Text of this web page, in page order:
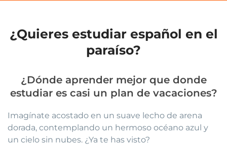
¿Quieres estudiar español en el
paraíso?
¿Dónde aprender mejor que donde
estudiar es casi un plan de vacaciones?
Imagínate acostado en un suave lecho de arena
dorada, contemplando un hermoso océano azul y
un cielo sin nubes. ¿Ya te has visto?